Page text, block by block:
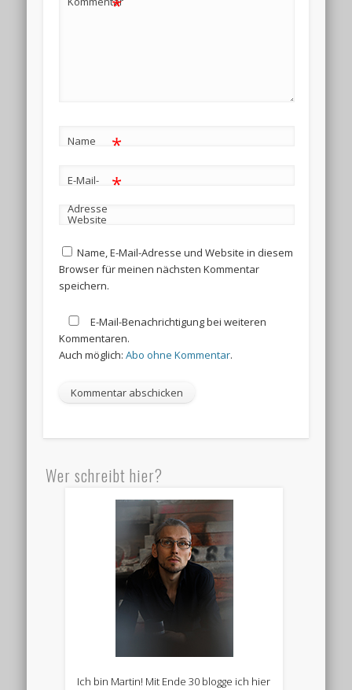
Name *
E-Mail-
Adresse
*
Website
Name, E-Mail-Adresse und Website in diesem
Browser für meinen nächsten Kommentar
speichern.
E-Mail-Benachrichtigung bei weiteren
Kommentaren.
Auch möglich: Abo ohne Kommentar.
Wer schreibt hier?
Ich bin Martin! Mit Ende 30 blogge ich hier